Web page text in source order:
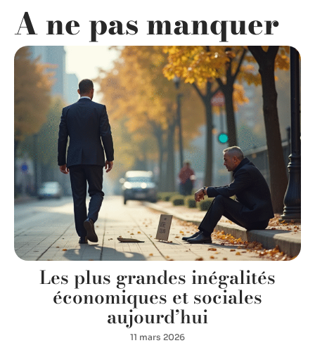
A ne pas manquer
Les plus grandes inégalités
économiques et sociales
aujourd’hui
11 mars 2026